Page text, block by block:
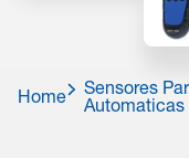
Home
Sensores
Automaticas